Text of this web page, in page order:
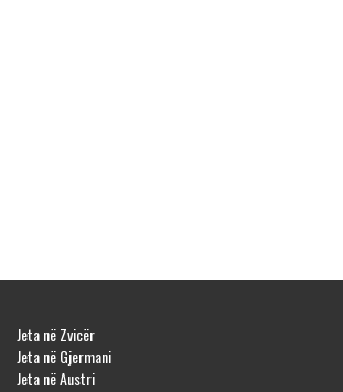
Jeta në Zvicër
Jeta në Gjermani
Jeta në Austri